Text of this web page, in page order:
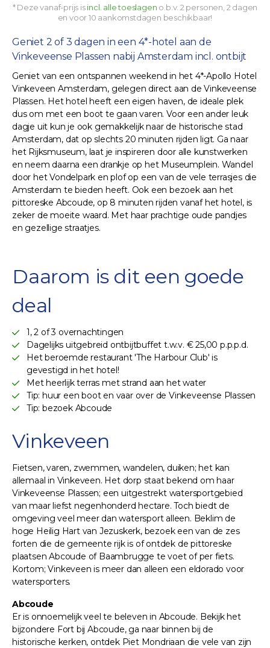
* Deze vanaf-prijs isincl. alle toeslagen o.b.v. 2 personen, 2 dagen
en voor 10 aankomstdagen beschikbaar!
Geniet 2 of 3 dagen in een 4*-hotel aan de
Vinkeveense Plassen nabij Amsterdam incl. ontbijt
Geniet van een ontspannen weekend in het 4*-Apollo Hotel
Vinkeveen Amsterdam, gelegen direct aan de Vinkeveense
Plassen. Het hotel heeft een eigen haven, de ideale plek
dus om met een boot te gaan varen. Voor een ander leuk
dagje uit kun je ook gemakkelijk naar de historische stad
Amsterdam, dat op slechts 20 minuten rijden ligt. Ga naar
het Rijksmuseum, laat je inspireren door alle kunstwerken
en neem daarna een drankje op het Museumplein. Wandel
door het Vondelpark en plof op een van de vele terrasjes die
Amsterdam te bieden heeft. Ook een bezoek aan het
pittoreske Abcoude, op 8 minuten rijden vanaf het hotel, is
zeker de moeite waard. Met haar prachtige oude pandjes
en gezellige straatjes.
Daarom is dit een goede
deal
1, 2 of 3 overnachtingen
Dagelijks uitgebreid ontbijtbuffet t.w.v. € 25,00 p.p.p.d.
Het beroemde restaurant 'The Harbour Club' is
gevestigd in het hotel!
Met heerlijk terras met strand aan het water
Tip: huur een boot en vaar over de Vinkeveense Plassen
Tip: bezoek Abcoude
Vinkeveen
Fietsen, varen, zwemmen, wandelen, duiken; het kan
allemaal in Vinkeveen. Het dorp staat bekend om haar
Vinkeveense Plassen; een uitgestrekt watersportgebied
van maar liefst negenhonderd hectare. Toch biedt de
omgeving veel meer dan watersport alleen. Beklim de
hoge Heilig Hart van Jezuskerk, bezoek een van de zes
forten die de gemeente rijk is of ontdek de pittoreske
plaatsen Abcoude of Baambrugge te voet of per fiets.
Kortom; Vinkeveen is meer dan alleen een eldorado voor
watersporters.
Abcoude
Er is onnoemelijk veel te beleven in Abcoude. Bekijk het
bijzondere Fort bij Abcoude, ga naar binnen bij de
historische kerken, ontdek Piet Mondriaan die vele van zijn